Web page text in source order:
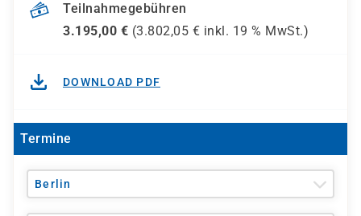
Teilnahmegebühren
3.195,00 € (3.802,05 € inkl. 19 % MwSt.)
DOWNLOAD PDF
Termine
Berlin